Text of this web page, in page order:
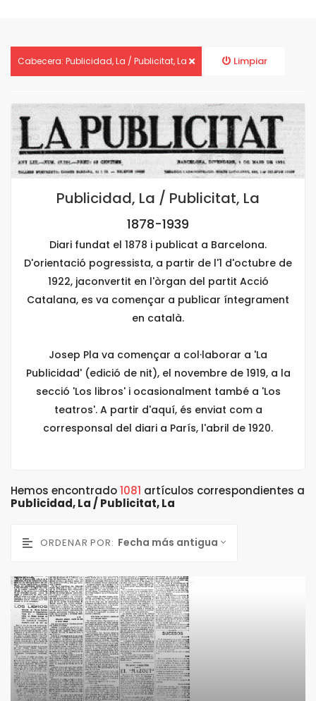
Cabecera: Publicidad, La / Publicitat, La Limpiar
Publicidad, La / Publicitat, La
1878-1939
Diari fundat el 1878 i publicat a Barcelona.
D'orientació pogressista, a partir de l'1 d'octubre de
1922, jaconvertit en l'òrgan del partit Acció
Catalana, es va començar a publicar íntegrament
en català.
Josep Pla va començar a col·laborar a 'La
Publicidad' (edició de nit), el novembre de 1919, a la
secció 'Los libros' i ocasionalment també a 'Los
teatros'. A partir d'aquí, és enviat com a
corresponsal del diari a París, l'abril de 1920.
Hemos encontrado1081 artículos correspondientes a
Publicidad, La / Publicitat, La
ORDENAR POR: Fecha más antigua